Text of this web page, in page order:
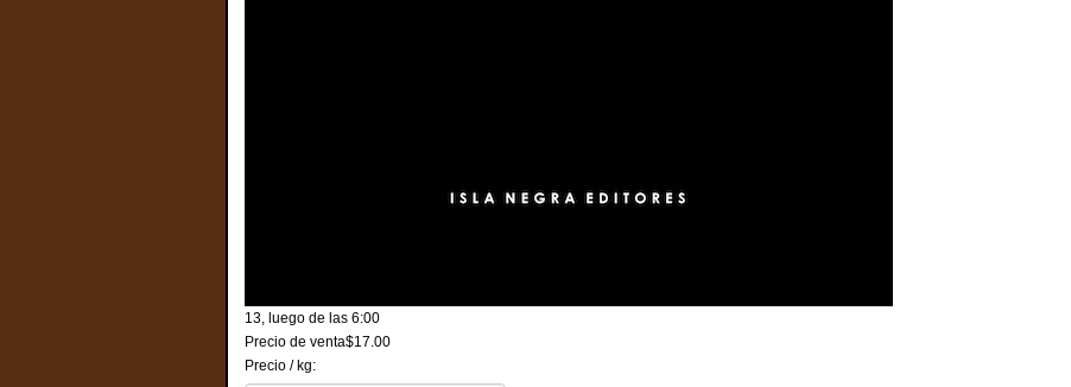
13, luego de las 6:00
Precio de venta$17.00
Precio / kg: